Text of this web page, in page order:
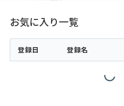
お気に入り一覧
登録日 登録名